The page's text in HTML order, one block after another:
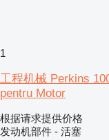
1
工程机械 Perkins
pentru Motor
根据请求提供价格
发动机部件 - 活塞